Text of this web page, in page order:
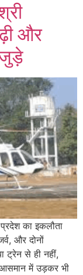
और
जुड़े
का इकलौता
और दोनों
ट्रेन से ही नहीं,
आसमान में उड़कर भी